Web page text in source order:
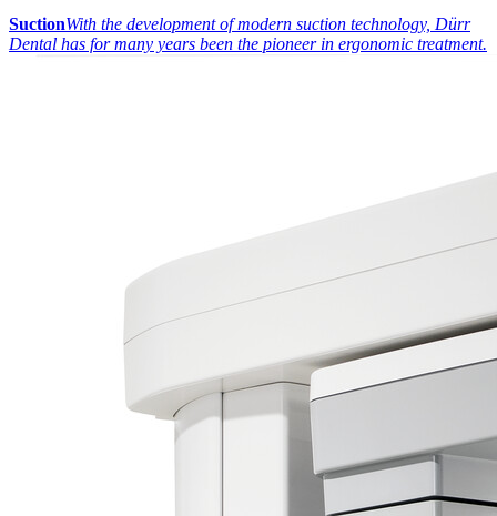
SuctionWith the development of modern suction technology, Dürr
Dental has for many years been the pioneer in ergonomic treatment.